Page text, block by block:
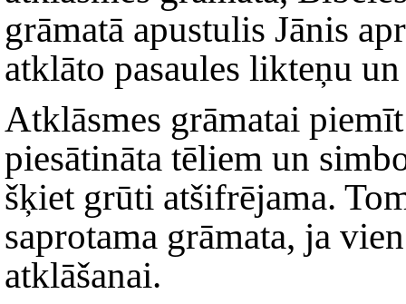
grāmatā apustulis Jānis
atklāto pasaules likteņu
Atklāsmes grāmatai
piesātināta tēliem un
šķiet grūti atšifrējama.
saprotama grāmata, ja
atklāšanai.